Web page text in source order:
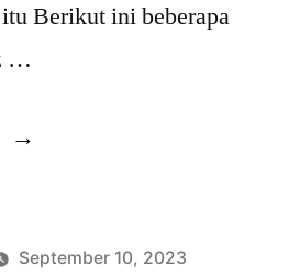
Berikut ini beberapa
…
September 10, 2023